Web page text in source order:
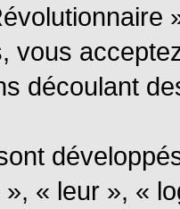
vous
découlant
« leur », «